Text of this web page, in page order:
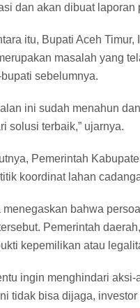
dan akan dibuat laporan
itu, Bupati Aceh
masalah yang
sebelumnya.
ini sudah menahun
solusi terbaik,” ujarnya.
Pemerintah
koordinat lahan
menegaskan bahwa
Pemerintah
kepemilikan atau
ingin menghindari
tidak bisa dijaga,